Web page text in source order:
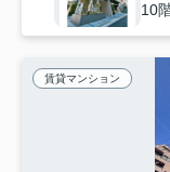
10
賃貸マンション